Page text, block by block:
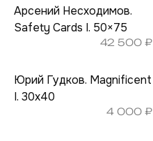
Арсений Несходимов.
Safety Cards I. 50×75
42 500 ₽
Юрий Гудков. Magnificent
I. 30х40
4 000 ₽